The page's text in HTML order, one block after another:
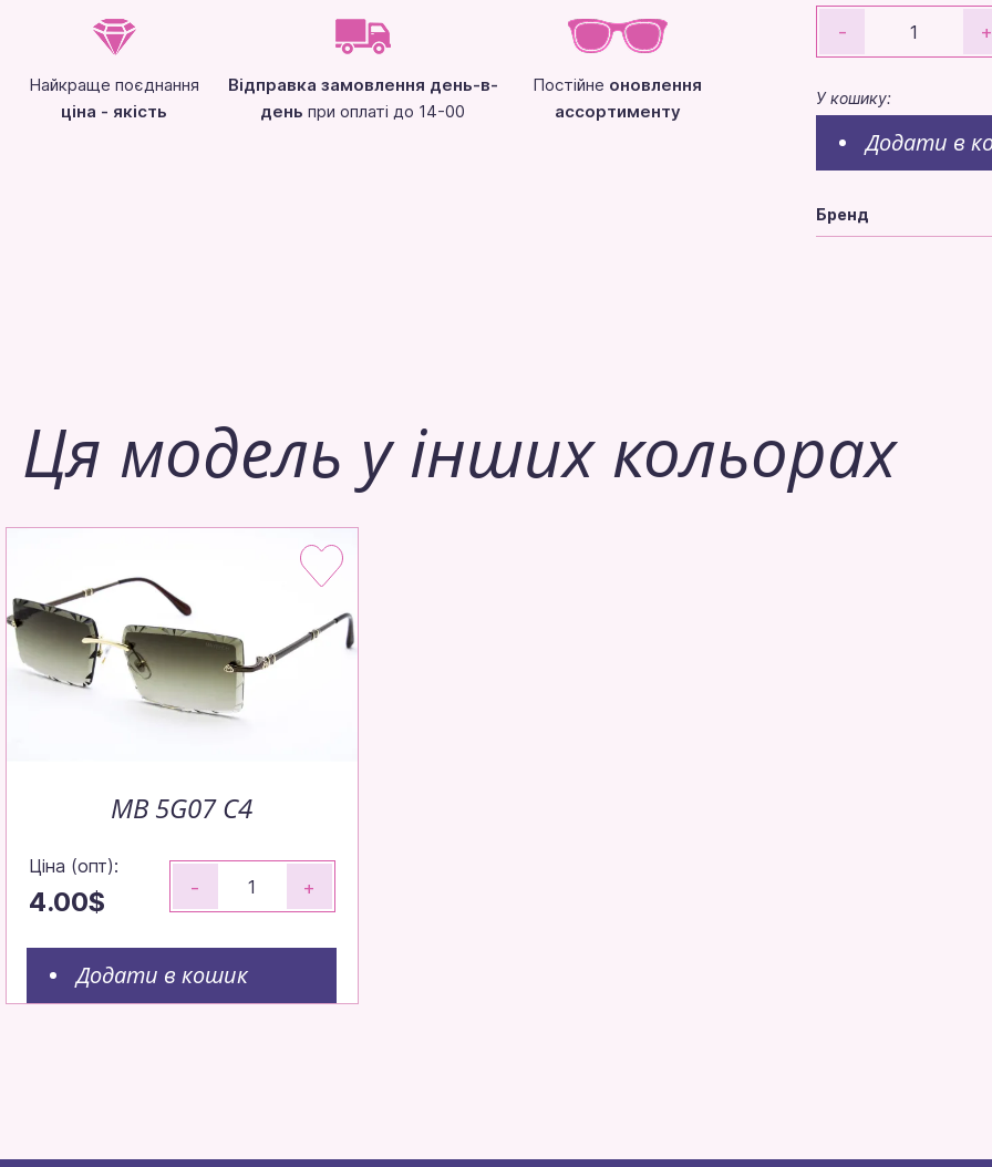
Найкраще поєднання
ціна - якість
Відправка замовлення день-в-
день при оплаті до 14-00
Постійне оновлення
ассортименту
- +
У кошику:
Додати в
Бренд
Ця модель у інших кольорах
MB 5G07 C4
Ціна (опт):
4.00$ - +
Додати в кошик